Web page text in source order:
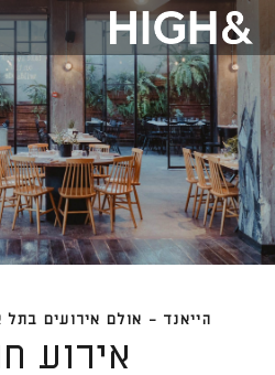
תחילתו
דף
אינטרנט,
לחץ
אנטר
כדי
לעבור
לאזור
תוכן
הייאנד - אולם אירועים בתל
אירוע